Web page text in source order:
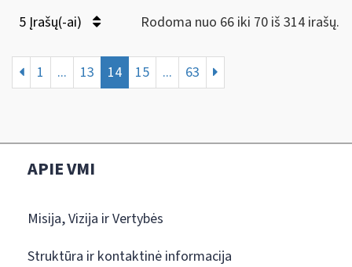
5 Įrašų(-ai) Rodoma nuo 66 iki 70 iš 314 irašų.
1 ... 13 14 15 ... 63
APIE VMI
Misija, Vizija ir Vertybės
Struktūra ir kontaktinė informacija